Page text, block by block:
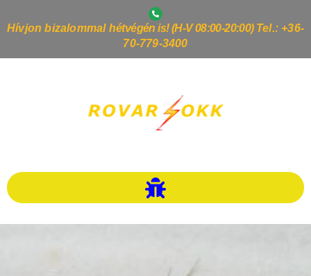
Hívjon bizalommal hétvégén is! (H-V 08:00-20:00) Tel.: +36-
70-779-3400